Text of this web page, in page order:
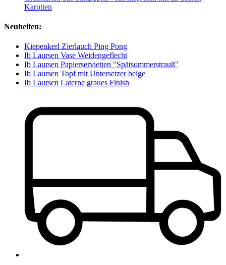
Karotten
Neuheiten:
Kiepenkerl Zierlauch Ping Pong
Ib Laursen Vase Weidengeflecht
Ib Laursen Papierservietten "Spätsommerstrauß"
Ib Laursen Topf mit Untersetzer beige
Ib Laursen Laterne graues Finish